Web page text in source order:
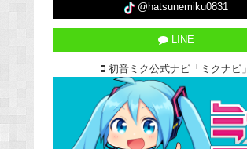
@hatsunemiku0831
LINE
初音ミク公式ナビ「ミクナビ」